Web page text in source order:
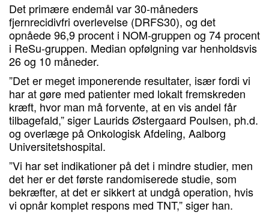
Det primære endemål var 30-måneders
fjernrecidivfri overlevelse (DRFS30), og det
opnåede 96,9 procent i NOM-gruppen og 74 procent
i ReSu-gruppen. Median opfølgning var henholdsvis
26 og 10 måneder.
”Det er meget imponerende resultater, især fordi vi
har at gøre med patienter med lokalt fremskreden
kræft, hvor man må forvente, at en vis andel får
tilbagefald,” siger Laurids Østergaard Poulsen, ph.d.
og overlæge på Onkologisk Afdeling, Aalborg
Universitetshospital.
”Vi har set indikationer på det i mindre studier, men
det her er det første randomiserede studie, som
bekræfter, at det er sikkert at undgå operation, hvis
vi opnår komplet respons med TNT,” siger han.